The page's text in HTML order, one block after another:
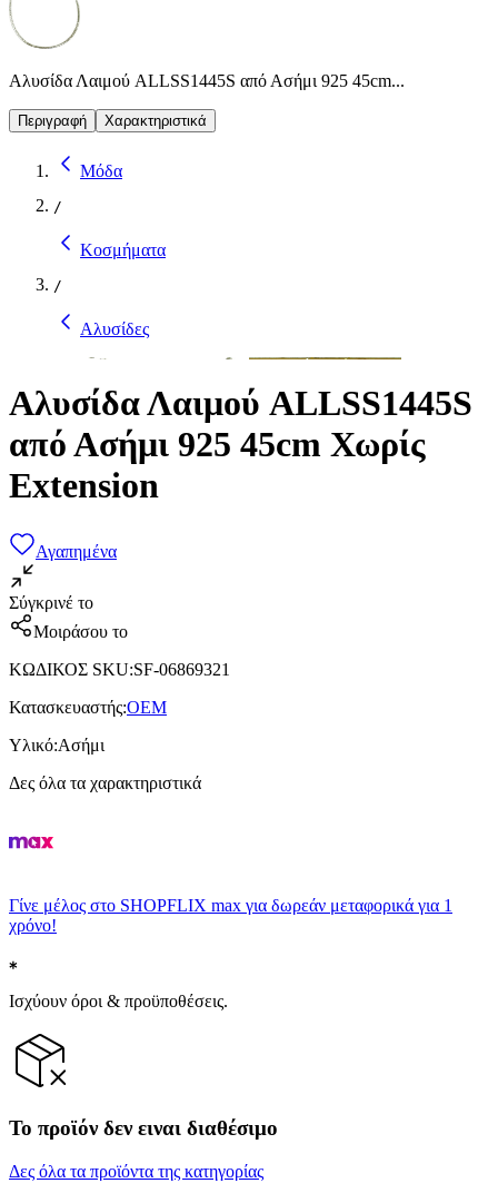
Αλυσίδα Λαιμού ALLSS1445S από Ασήμι 925 45cm...
Περιγραφή Χαρακτηριστικά
Μόδα
/
Κοσμήματα
/
Αλυσίδες
Αλυσίδα Λαιμού ALLSS1445S
από Ασήμι 925 45cm Χωρίς
Extension
Αγαπημένα
Σύγκρινέ το
Μοιράσου το
ΚΩΔΙΚΟΣ SKU:SF-06869321
Κατασκευαστής:OEM
Υλικό:Ασήμι
Δες όλα τα χαρακτηριστικά
Γίνε μέλος στο SHOPFLIX max για δωρεάν μεταφορικά για 1
χρόνο!
Ισχύουν όροι & προϋποθέσεις.
Το προϊόν δεν ειναι διαθέσιμο
Δες όλα τα προϊόντα της κατηγορίας